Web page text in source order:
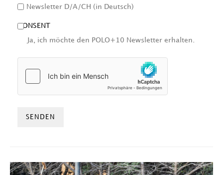
Newsletter D/A/CH (in Deutsch)
CONSENT
Ja, ich möchte den POLO+10 Newsletter erhalten.